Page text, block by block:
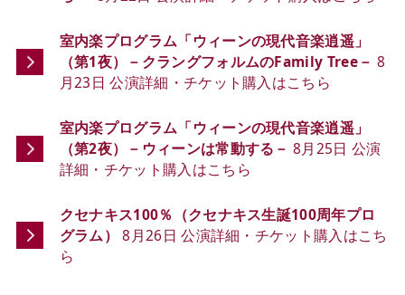
室内楽プログラム「ウィーンの現代音楽逍遥」
（第1夜）－クラングフォルムのFamily Tree－ 8
月23日 公演詳細・チケット購入はこちら
室内楽プログラム「ウィーンの現代音楽逍遥」
（第2夜）－ウィーンは常動する－ 8月25日 公演
詳細・チケット購入はこちら
クセナキス100％（クセナキス生誕100周年プロ
グラム） 8月26日 公演詳細・チケット購入はこち
ら